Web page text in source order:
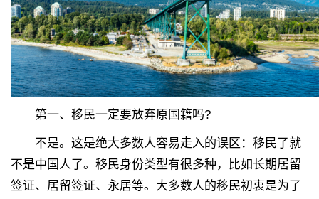
第一、移民一定要放弃原国籍吗?
不是。这是绝大多数人容易走入的误区：移民了就
不是中国人了。移民身份类型有很多种，比如长期居留
签证、居留签证、永居等。大多数人的移民初衷是为了